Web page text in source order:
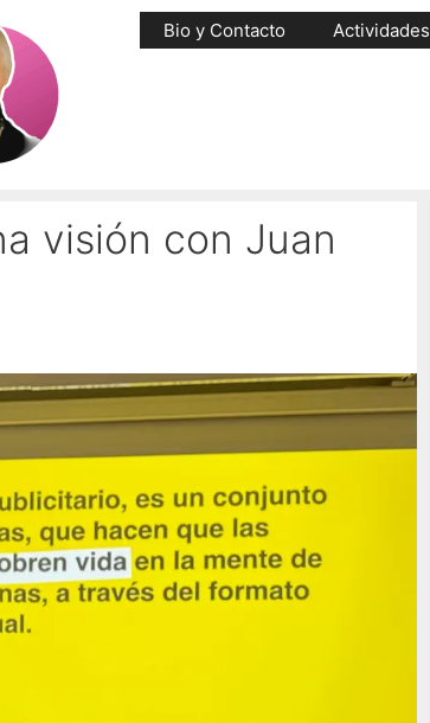
Bio y Contacto Actividades
visión con Juan